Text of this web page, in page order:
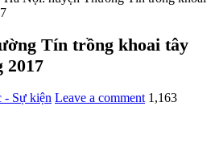
Tín trồng khoai tây
2017
- Sự kiện Leave a comment 1,163